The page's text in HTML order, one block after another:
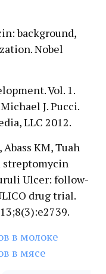
background,
Nobel
Vol. 1.
J. Pucci.
LLC 2012.
KM, Tuah
streptomycin
Ulcer: follow-
drug trial.
в молоке
в мясе